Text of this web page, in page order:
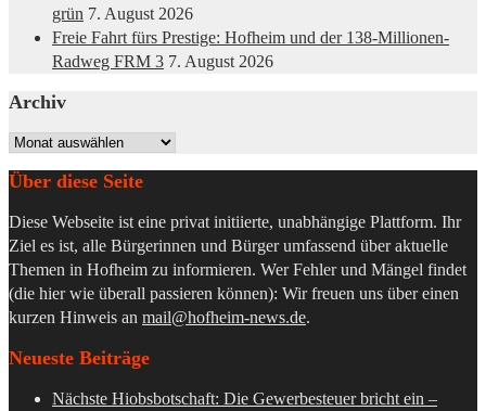
grün 7. August 2026
Freie Fahrt fürs Prestige: Hofheim und der 138-Millionen-
Radweg FRM 3 7. August 2026
Archiv
Archiv
Über diese Seite
Diese Webseite ist eine privat initiierte, unabhängige Plattform. Ihr
Ziel es ist, alle Bürgerinnen und Bürger umfassend über aktuelle
Themen in Hofheim zu informieren. Wer Fehler und Mängel findet
(die hier wie überall passieren können): Wir freuen uns über einen
kurzen Hinweis an mail@hofheim-news.de.
Neueste Beiträge
Nächste Hiobsbotschaft: Die Gewerbesteuer bricht ein –